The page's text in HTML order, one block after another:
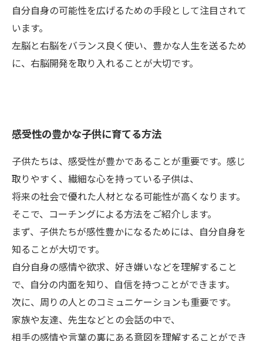
自分自身の可能性を広げるための手段として注目されて
います。
左脳と右脳をバランス良く使い、豊かな人生を送るため
に、右脳開発を取り入れることが大切です。
感受性の豊かな子供に育てる方法
子供たちは、感受性が豊かであることが重要です。感じ
取りやすく、繊細な心を持っている子供は、
将来の社会で優れた人材となる可能性が高くなります。
そこで、コーチングによる方法をご紹介します。
まず、子供たちが感性豊かになるためには、自分自身を
知ることが大切です。
自分自身の感情や欲求、好き嫌いなどを理解すること
で、自分の内面を知り、自信を持つことができます。
次に、周りの人とのコミュニケーションも重要です。
家族や友達、先生などとの会話の中で、
相手の感情や言葉の裏にある意図を理解することができ